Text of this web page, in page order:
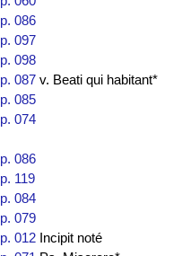
p. 086
p. 097
p. 098
p. 087v. Beati qui habitant*
p. 085
p. 074
p. 086
p. 119
p. 084
p. 079
p. 012Incipit noté